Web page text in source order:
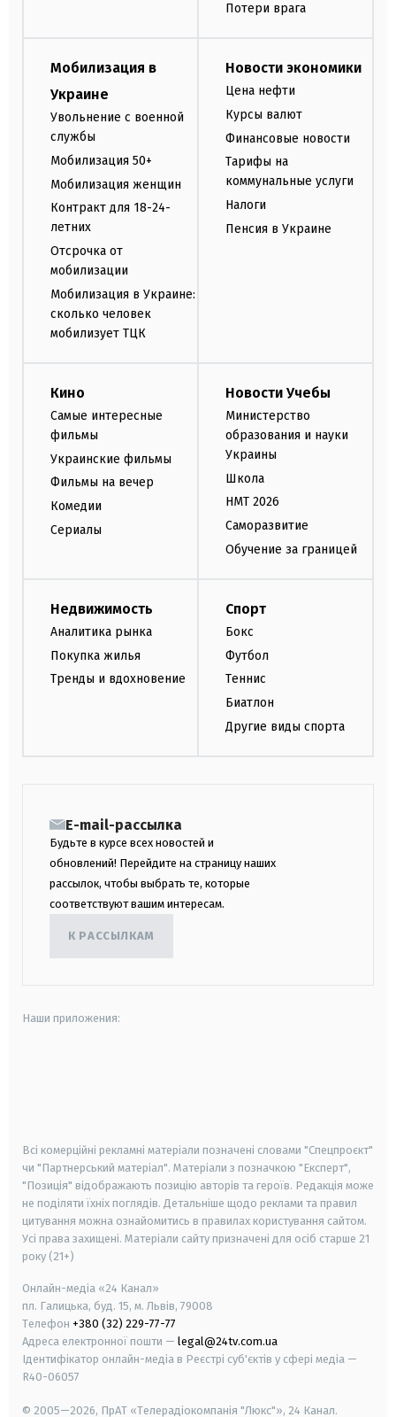
Потери врага
Мобилизация в
Украине
Увольнение с военной
службы
Мобилизация 50+
Мобилизация женщин
Контракт для 18-24-
летних
Отсрочка от
мобилизации
Мобилизация в Украине:
сколько человек
мобилизует ТЦК
Новости экономики
Цена нефти
Курсы валют
Финансовые новости
Тарифы на
коммунальные услуги
Налоги
Пенсия в Украине
Кино
Самые интересные
фильмы
Украинские фильмы
Фильмы на вечер
Комедии
Сериалы
Новости Учебы
Министерство
образования и науки
Украины
Школа
НМТ 2026
Саморазвитие
Обучение за границей
Недвижимость
Аналитика рынка
Покупка жилья
Тренды и вдохновение
Спорт
Бокс
Футбол
Теннис
Биатлон
Другие виды спорта
E-mail-рассылка
Будьте в курсе всех новостей и
обновлений! Перейдите на страницу наших
рассылок, чтобы выбрать те, которые
соответствуют вашим интересам.
К РАССЫЛКАМ
Наши приложения:
Всі комерційні рекламні матеріали позначені словами "Спецпроєкт"
чи "Партнерський матеріал". Матеріали з позначкою "Експерт",
"Позиція" відображають позицію авторів та героїв. Редакція може
не поділяти їхніх поглядів. Детальніше щодо реклами та правил
цитування можна ознайомитись в правилах користування сайтом.
Усі права захищені. Матеріали сайту призначені для осіб старше 21
року (21+)
Онлайн-медіа «24 Канал»
пл. Галицька, буд. 15, м. Львів, 79008
Телефон +380 (32) 229-77-77
Адреса електронної пошти — legal@24tv.com.ua
Ідентифікатор онлайн-медіа в Реєстрі суб'єктів у сфері медіа —
R40-06057
© 2005—2026, ПрАТ «Телерадіокомпанія "Люкс"», 24 Канал.